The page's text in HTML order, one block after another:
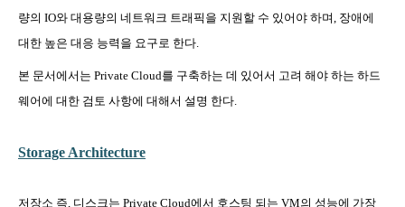
량의 IO와 대용량의 네트워크 트래픽을 지원할 수 있어야 하며 장애에
대한 높은 대응 능력을 요구로 한다
본 문서에서는 Private Cloud를 구축하는 데 있어서 고려 해야 하는 하드
웨어에 대한 검토 사항에 대해서 설명 한다
Storage Architecture
저장소 즉 디스크는 Private Cloud에서 호스팅 되는 VM의 성능에 가장